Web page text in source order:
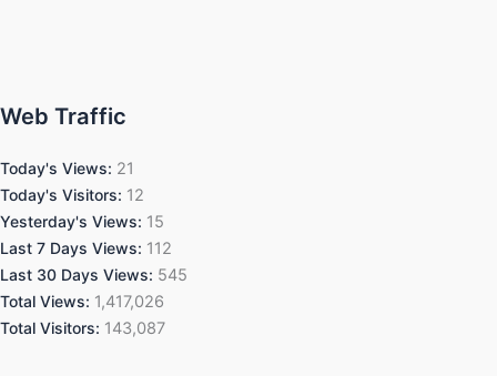
Web Traffic
Today's Views: 21
Today's Visitors: 12
Yesterday's Views: 15
Last 7 Days Views: 112
Last 30 Days Views: 545
Total Views: 1,417,026
Total Visitors: 143,087